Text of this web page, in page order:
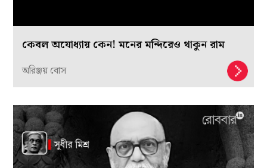
কেবল অযোধ্যায় কেন! মনের মন্দিরেও থাকুন রাম
অরিঞ্জয় বোস